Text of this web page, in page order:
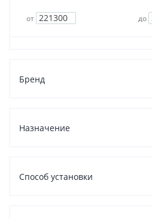
от до
Бренд
Назначение
Способ установки